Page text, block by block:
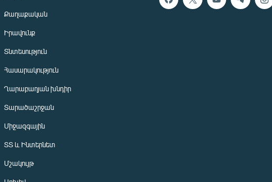
Քաղաքական
Իրավունք
Տնտեսություն
Հասարակություն
Ղարաբաղյան խնդիր
Տարածաշրջան
Միջազգային
ՏՏ և Ինտերնետ
Մշակույթ